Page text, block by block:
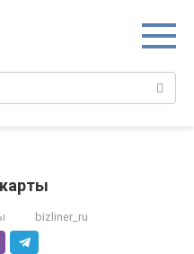
bizliner_ru